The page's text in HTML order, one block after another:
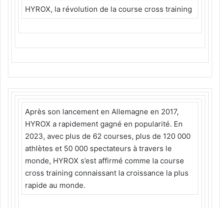
HYROX, la révolution de la course cross training
Après son lancement en Allemagne en 2017,
HYROX a rapidement gagné en popularité. En
2023, avec plus de 62 courses, plus de 120 000
athlètes et 50 000 spectateurs à travers le
monde, HYROX s’est affirmé comme la course
cross training connaissant la croissance la plus
rapide au monde.